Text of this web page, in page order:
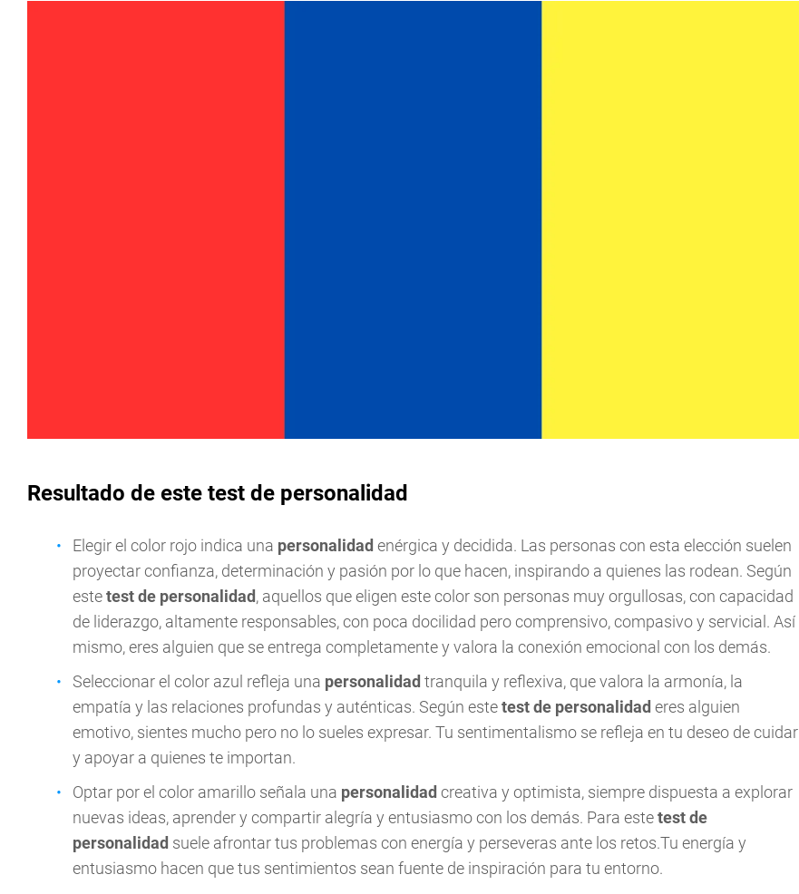
Resultado de este test de personalidad
Elegir el color rojo indica una personalidadenérgica y decidida. Las personas con esta elección suelen
proyectar confianza, determinación y pasión por lo que hacen, inspirando a quienes las rodean. Según
estetest de personalidad, aquellos que eligen este color son personas muy orgullosas, con capacidad
de liderazgo, altamente responsables, con poca docilidad pero comprensivo, compasivo y servicial. Así
mismo, eres alguien que se entrega completamente y valora la conexión emocional con los demás.
Seleccionar el color azul refleja una personalidadtranquila y reflexiva, que valora la armonía, la
empatía y las relaciones profundas y auténticas. Según estetest de personalidaderes alguien
emotivo, sientes mucho pero no lo sueles expresar. Tu sentimentalismo se refleja en tu deseo de cuidar
y apoyar a quienes te importan.
Optar por el color amarillo señala una personalidadcreativa y optimista, siempre dispuesta a explorar
nuevas ideas, aprender y compartir alegría y entusiasmo con los demás. Para estetest de
personalidad suele afrontar tus problemas con energía y perseveras ante los retos.Tu energía y
entusiasmo hacen que tus sentimientos sean fuente de inspiración para tu entorno.